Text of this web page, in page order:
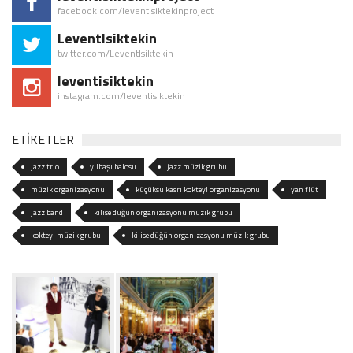
facebook.com/leventisiktekinproject
LeventIsiktekin
twitter.com/LeventIsiktekin
leventisiktekin
instagram.com/leventisiktekin
ETİKETLER
jazz trio yılbaşı balosu
jazz müzik grubu
müzik organizasyonu
küçüksu kasrı kokteyl organizasyonu
yan flüt
jazz band
kilise düğün organizasyonu müzik grubu
kokteyl müzik grubu
kilise düğün organizasyonu müzik grubu